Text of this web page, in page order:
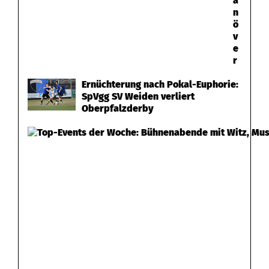
n
ö
v
e
r
Ernüchterung nach Pokal-Euphorie:
SpVgg SV Weiden verliert
Oberpfalzderby